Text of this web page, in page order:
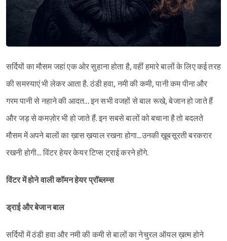
सर्दियों का मौसम जहां एक ओर सुहाना होता है, वहीं हमारे बालों के लिए कई तरह
की समस्याएं भी लेकर आता है. ठंडी हवा, नमी की कमी, पानी कम पीना और
गरम पानी से नहाने की आदत... इन सभी वजहों से बाल रूखे, बेजान हो जाते हैं
और जड़ से कमज़ोर भी हो जाते हैं. इन सबसे बालों को बचाना है तो बदलते
मौसम में अपने बालों का ख़ास ख़याल रखना होगा...उनकी ख़ूबसूरती बरकरार
रखनी होगी... विंटर हेयर केयर टिप्स ट्राई करने होंगे.
विंटर में होने वाली कॉमन हेयर प्रॉब्लम्स
ड्राई और बेजान बाल
सर्दियों में ठंडी हवा और नमी की कमी से बालों का नेचुरल ऑयल ख़त्म होने